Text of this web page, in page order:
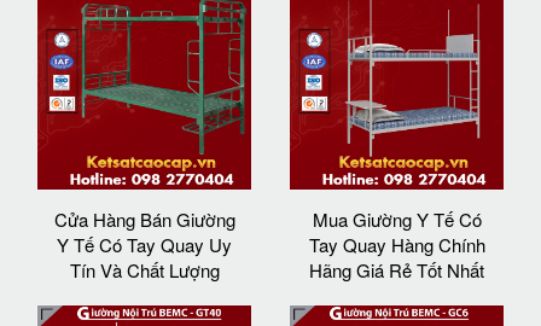
Cửa Hàng Bán Giường
Y Tế Có Tay Quay Uy
Tín Và Chất Lượng
Mua Giường Y Tế Có
Tay Quay Hàng Chính
Hãng Giá Rẻ Tốt Nhất